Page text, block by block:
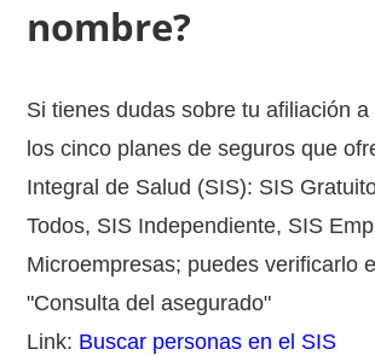
nombre?
Si tienes dudas sobre tu afiliación
los cinco planes de seguros que
Integral de Salud (SIS): SIS
Todos, SIS Independiente, SIS
Microempresas; puedes verificarlo
"Consulta del asegurado"
Link: Buscar personas en el SIS